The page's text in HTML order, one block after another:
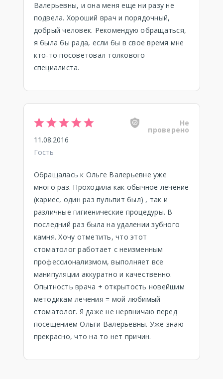
Валерьевны, и она меня еще ни разу не
подвела. Хороший врач и порядочный,
добрый человек. Рекомендую обращаться,
я была бы рада, если бы в свое время мне
кто-то посоветовал толкового
специалиста.
Не
проверено
11.08.2016
Гость
Обращалась к Ольге Валерьевне уже
много раз. Проходила как обычное лечение
(кариес, один раз пульпит был) , так и
различные гигиенические процедуры. В
последний раз была на удалении зубного
камня. Хочу отметить, что этот
стоматолог работает с неизменным
профессионализмом, выполняет все
манипуляции аккуратно и качественно.
Опытность врача + открытость новейшим
методикам лечения = мой любимый
стоматолог. Я даже не нервничаю перед
посещением Ольги Валерьевны. Уже знаю
прекрасно, что на то нет причин.